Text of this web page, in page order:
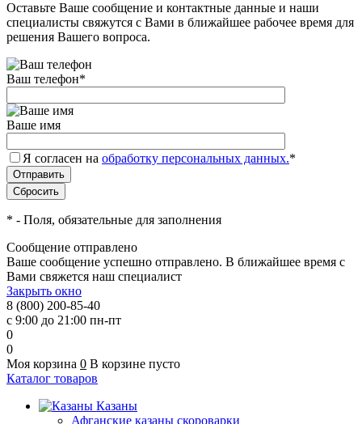
Оставьте Ваше сообщение и контактные данные и наши
специалисты свяжутся с Вами в ближайшее рабочее время для
решения Вашего вопроса.
Ваш телефон*
Ваше имя
Я согласен на обработку персональных данных.*
* - Поля, обязательные для заполнения
Сообщение отправлено
Ваше сообщение успешно отправлено. В ближайшее время с
Вами свяжется наш специалист
Закрыть окно
8 (800) 200-85-40
с 9:00 до 21:00 пн-пт
0
0
Моя корзина 0 В корзине пусто
Каталог товаров
Казаны
Афганские казаны скороварки